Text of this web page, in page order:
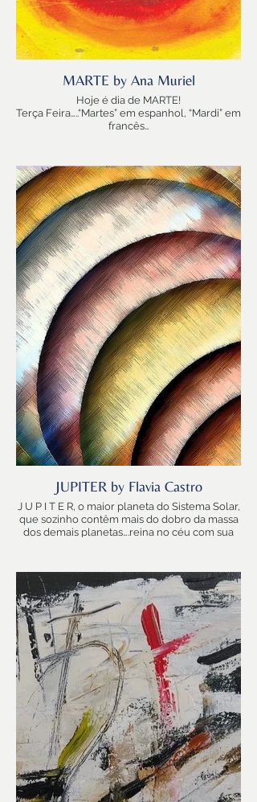
MARTE by Ana Muriel
Hoje é dia de MARTE!
Terça Feira…..“Martes” em espanhol, “Mardi” em
francês…
movimento
Marte regente de ARIES, aquele que surge,
para abrir o caminho..
Planeta vermelho…que reina hoje nas noticias
com as imagens do robots da NASA….
Marte-Coragem, Marte-Ação…
Nada como Marte hoje, em dia de LUA
CHEIA….uma Lua Cheia em ESCORPIÃO (signo
também regido por Marte)!
Nada como Marte em CANCER para dizer
“VAMOS!” …mas “Vamos” com CARINHO 🌟😍
JUPITER by Flavia Castro
J U P I T E R, o maior planeta do Sistema Solar,
que sozinho contêm mais do dobro da massa
dos demais planetas….reina no céu com sua
JUPITER-MAIS, mais e muito mais!
JUPITER-Crescimento
JUPITER-Desenvolvimento
JUPITER-Expansão
Força de Busca!
Mestre! O Mestre fora e o Mestre interior…
Motivada por Jupiter, pela condição de
aprendiz (eterna), me arrisquei
jupiterianamente….e Jupiter apareceu…. Não
sou Sagitariana (o signo que Jupiter rege) mas
amei brincar com esse desafio e ampliar os
limites.
Aproveito Jupiter para agradecer a
participação de todos os artistas que